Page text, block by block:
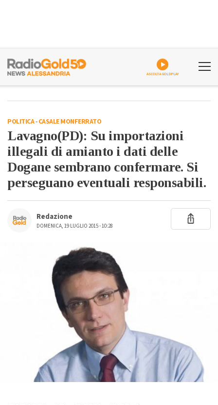
ASCOLTA GOLDPLAY
POLITICA-CASALE MONFERRATO
Lavagno(PD): Su importazioni
illegali di amianto i dati delle
Dogane sembrano confermare. Si
perseguano eventuali responsabili.
Redazione
DOMENICA, 19 LUGLIO 2015 - 10:28